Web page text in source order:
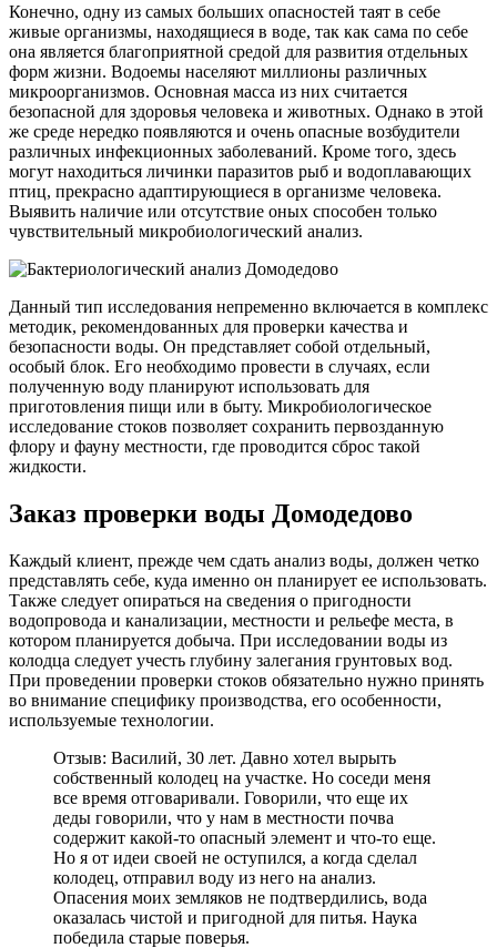
Конечно, одну из самых больших опасностей таят в себе
живые организмы, находящиеся в воде, так как сама по себе
она является благоприятной средой для развития отдельных
форм жизни. Водоемы населяют миллионы различных
микроорганизмов. Основная масса из них считается
безопасной для здоровья человека и животных. Однако в этой
же среде нередко появляются и очень опасные возбудители
различных инфекционных заболеваний. Кроме того, здесь
могут находиться личинки паразитов рыб и водоплавающих
птиц, прекрасно адаптирующиеся в организме человека.
Выявить наличие или отсутствие оных способен только
чувствительный микробиологический анализ.
Данный тип исследования непременно включается в комплекс
методик, рекомендованных для проверки качества и
безопасности воды. Он представляет собой отдельный,
особый блок. Его необходимо провести в случаях, если
полученную воду планируют использовать для
приготовления пищи или в быту. Микробиологическое
исследование стоков позволяет сохранить первозданную
флору и фауну местности, где проводится сброс такой
жидкости.
Заказ проверки воды Домодедово
Каждый клиент, прежде чем сдать анализ воды, должен четко
представлять себе, куда именно он планирует ее использовать.
Также следует опираться на сведения о пригодности
водопровода и канализации, местности и рельефе места, в
котором планируется добыча. При исследовании воды из
колодца следует учесть глубину залегания грунтовых вод.
При проведении проверки стоков обязательно нужно принять
во внимание специфику производства, его особенности,
используемые технологии.
Отзыв: Василий, 30 лет. Давно хотел вырыть
собственный колодец на участке. Но соседи меня
все время отговаривали. Говорили, что еще их
деды говорили, что у нам в местности почва
содержит какой-то опасный элемент и что-то еще.
Но я от идеи своей не оступился, а когда сделал
колодец, отправил воду из него на анализ.
Опасения моих земляков не подтвердились, вода
оказалась чистой и пригодной для питья. Наука
победила старые поверья.